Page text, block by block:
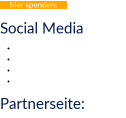
hier spenden:
Social Media
Partnerseite: